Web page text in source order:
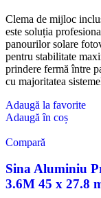
Clema de mijloc
este soluția
panourilor solare
pentru stabilitate
prindere fermă între
cu majoritatea
Adaugă la favorite
Adaugă în coș
Compară
Sina Aluminiu
3.6M 45 x 27.8